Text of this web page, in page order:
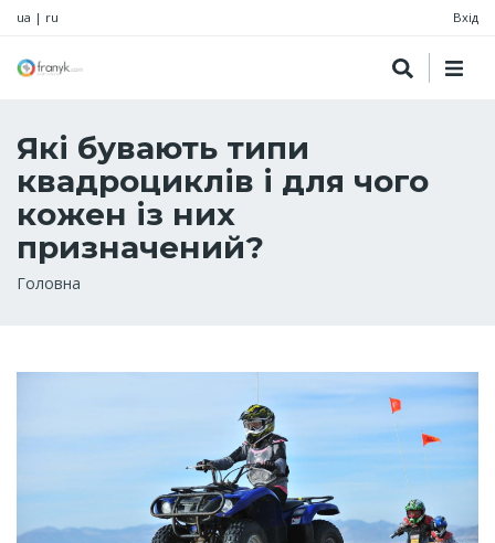
ua | ru Вхід
Які бувають типи
квадроциклів і для чого
кожен із них
призначений?
Рядок
Головна